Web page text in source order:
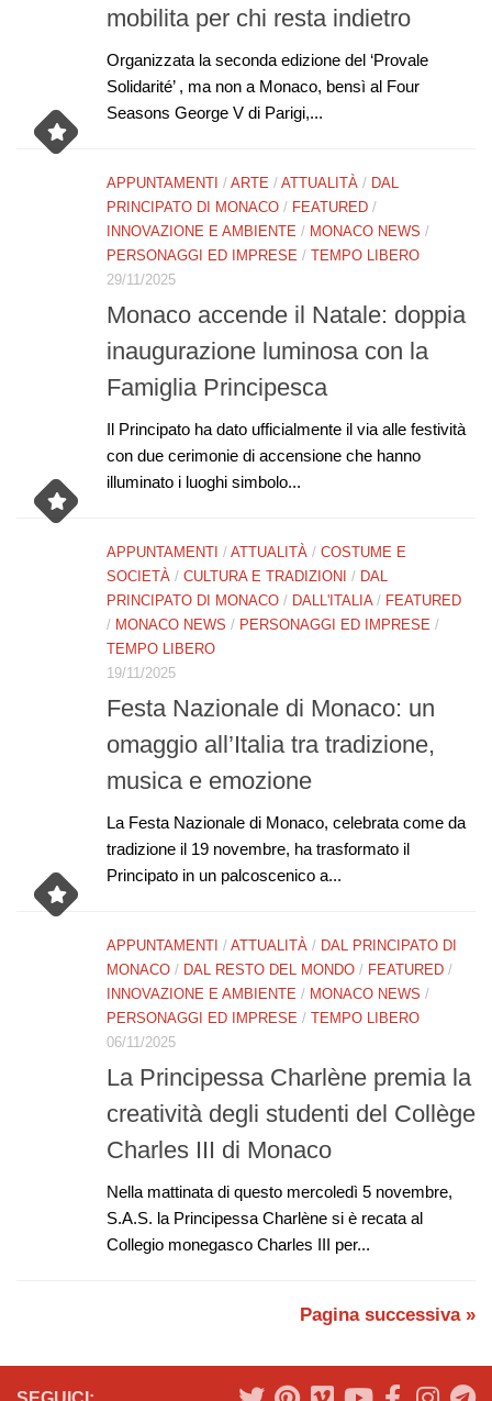
mobilita per chi resta indietro
Organizzata la seconda edizione del ‘Provale
Solidarité’ , ma non a Monaco, bensì al Four
Seasons George V di Parigi,...
APPUNTAMENTI / ARTE / ATTUALITÀ / DAL
PRINCIPATO DI MONACO / FEATURED /
INNOVAZIONE E AMBIENTE / MONACO NEWS /
PERSONAGGI ED IMPRESE / TEMPO LIBERO
29/11/2025
Monaco accende il Natale: doppia
inaugurazione luminosa con la
Famiglia Principesca
Il Principato ha dato ufficialmente il via alle festività
con due cerimonie di accensione che hanno
illuminato i luoghi simbolo...
APPUNTAMENTI / ATTUALITÀ / COSTUME E
SOCIETÀ / CULTURA E TRADIZIONI / DAL
PRINCIPATO DI MONACO / DALL'ITALIA / FEATURED
/ MONACO NEWS / PERSONAGGI ED IMPRESE /
TEMPO LIBERO
19/11/2025
Festa Nazionale di Monaco: un
omaggio all’Italia tra tradizione,
musica e emozione
La Festa Nazionale di Monaco, celebrata come da
tradizione il 19 novembre, ha trasformato il
Principato in un palcoscenico a...
APPUNTAMENTI / ATTUALITÀ / DAL PRINCIPATO DI
MONACO / DAL RESTO DEL MONDO / FEATURED /
INNOVAZIONE E AMBIENTE / MONACO NEWS /
PERSONAGGI ED IMPRESE / TEMPO LIBERO
06/11/2025
La Principessa Charlène premia la
creatività degli studenti del Collège
Charles III di Monaco
Nella mattinata di questo mercoledì 5 novembre,
S.A.S. la Principessa Charlène si è recata al
Collegio monegasco Charles III per...
Pagina successiva »